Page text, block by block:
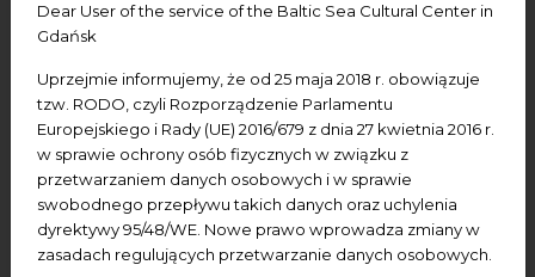
Dear User of the service of the Baltic Sea Cultural Center in
Gdańsk
Uprzejmie informujemy, że od 25 maja 2018 r. obowiązuje
tzw. RODO, czyli Rozporządzenie Parlamentu
Europejskiego i Rady (UE) 2016/679 z dnia 27 kwietnia 2016 r.
w sprawie ochrony osób fizycznych w związku z
przetwarzaniem danych osobowych i w sprawie
swobodnego przepływu takich danych oraz uchylenia
dyrektywy 95/48/WE. Nowe prawo wprowadza zmiany w
zasadach regulujących przetwarzanie danych osobowych.
tłumaczeniem PJM
Add to Google calendarAdd to iCal calendar
Termin:11.09.2022, godz. 16:00
Bilety:wstęp bezpłatny; obowiązują zapisy przez mail